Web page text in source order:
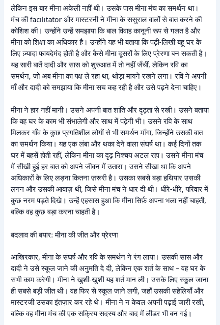
लेकिन इस बार मीना अकेली नहीं थी। उसके पास मीना मंच का समर्थन था।
मंच की facilitator और मास्टरनी ने मीना के ससुराल वालों से बात करने की
कोशिश की। उन्होंने उन्हें समझाया कि बाल विवाह कानूनी रूप से गलत है और
मीना को शिक्षा का अधिकार है। उन्होंने यह भी बताया कि पढ़ी-लिखी बहू घर के
लिए ज़्यादा फायदेमंद होती है और कैसे मीना दूसरों के लिए प्रेरणा बन सकती है।
यह सारी बातें दादी और सास को शुरुआत में तो नहीं जँचीं, लेकिन रवि का
समर्थन, जो अब मीना का पक्ष ले रहा था, थोड़ा मायने रखने लगा। रवि ने अपनी
माँ और दादी को समझाया कि मीना सच कह रही है और उसे पढ़ने देना चाहिए।
मीना ने हार नहीं मानी। उसने अपनी बात शांति और दृढ़ता से रखी। उसने बताया
कि वह घर के काम भी संभालेगी और साथ में पढ़ेगी भी। उसने रवि के साथ
मिलकर गाँव के कुछ प्रगतिशील लोगों से भी समर्थन माँगा, जिन्होंने उसकी बात
का समर्थन किया। यह एक लंबा और थका देने वाला संघर्ष था। कई दिनों तक
घर में बहसें होती रहीं, लेकिन मीना का दृढ़ निश्चय अटल रहा। उसने मीना मंच
में सीखी हुई हर बात को अपने जीवन में उतारा। उसने सीखा था कि अपने
अधिकारों के लिए लड़ना कितना ज़रूरी है। उसका सबसे बड़ा हथियार उसकी
लगन और उसकी आवाज़ थी, जिसे मीना मंच ने धार दी थी। धीरे-धीरे, परिवार में
कुछ नरम पड़ते दिखे। उन्हें एहसास हुआ कि मीना सिर्फ़ अपना भला नहीं चाहती,
बल्कि वह कुछ बड़ा करना चाहती है।
बदलाव की बयार: मीना की जीत और प्रेरणा
आखिरकार, मीना के संघर्ष और रवि के समर्थन ने रंग लाया। उसकी सास और
दादी ने उसे स्कूल जाने की अनुमति दे दी, लेकिन एक शर्त के साथ – वह घर के
सभी काम करेगी। मीना ने खुशी-खुशी यह शर्त मान ली। उसके लिए स्कूल जाना
ही सबसे बड़ी जीत थी। वह फिर से स्कूल जाने लगी, जहाँ उसकी सहेलियाँ और
मास्टरजी उसका इंतज़ार कर रहे थे। मीना ने न केवल अपनी पढ़ाई जारी रखी,
बल्कि वह मीना मंच की एक सक्रिय सदस्य और बाद में लीडर भी बन गई।